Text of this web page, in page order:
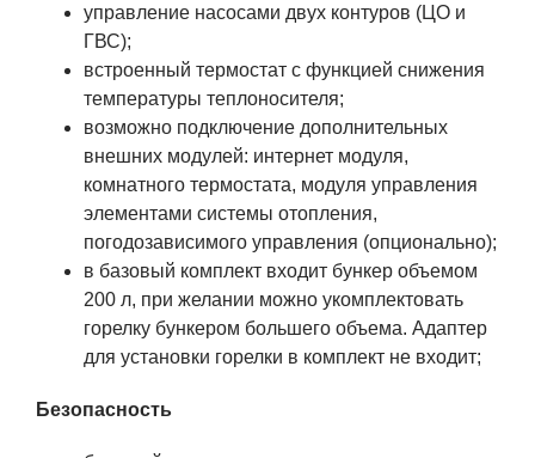
управление насосами двух контуров (ЦО и
ГВС);
встроенный термостат с функцией снижения
температуры теплоносителя;
возможно подключение дополнительных
внешних модулей: интернет модуля,
комнатного термостата, модуля управления
элементами системы отопления,
погодозависимого управления (опционально);
в базовый комплект входит бункер объемом
200 л, при желании можно укомплектовать
горелку бункером большего объема. Адаптер
для установки горелки в комплект не входит;
Безопасность